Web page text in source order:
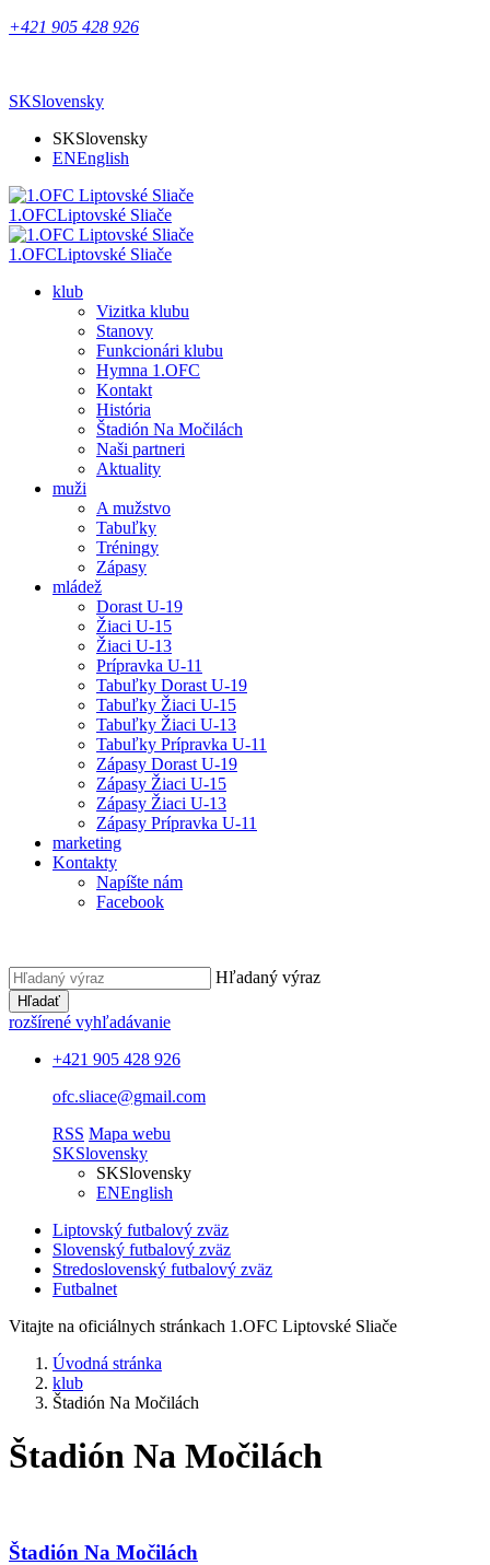
+421 905 428 926
SKSlovensky
SKSlovensky
ENEnglish
1.OFCLiptovské Sliače
1.OFCLiptovské Sliače
klub
Vizitka klubu
Stanovy
Funkcionári klubu
Hymna 1.OFC
Kontakt
História
Štadión Na Močilách
Naši partneri
Aktuality
muži
A mužstvo
Tabuľky
Tréningy
Zápasy
mládež
Dorast U-19
Žiaci U-15
Žiaci U-13
Prípravka U-11
Tabuľky Dorast U-19
Tabuľky Žiaci U-15
Tabuľky Žiaci U-13
Tabuľky Prípravka U-11
Zápasy Dorast U-19
Zápasy Žiaci U-15
Zápasy Žiaci U-13
Zápasy Prípravka U-11
marketing
Kontakty
Napíšte nám
Facebook
Hľadaný výraz
Hľadať
rozšírené vyhľadávanie
+421 905 428 926
ofc.sliace@gmail.com
RSS Mapa webu
SKSlovensky
SKSlovensky
ENEnglish
Liptovský futbalový zväz
Slovenský futbalový zväz
Stredoslovenský futbalový zväz
Futbalnet
Vitajte na oficiálnych stránkach 1.OFC Liptovské Sliače
Úvodná stránka
klub
Štadión Na Močilách
Štadión Na Močilách
Štadión Na Močilách